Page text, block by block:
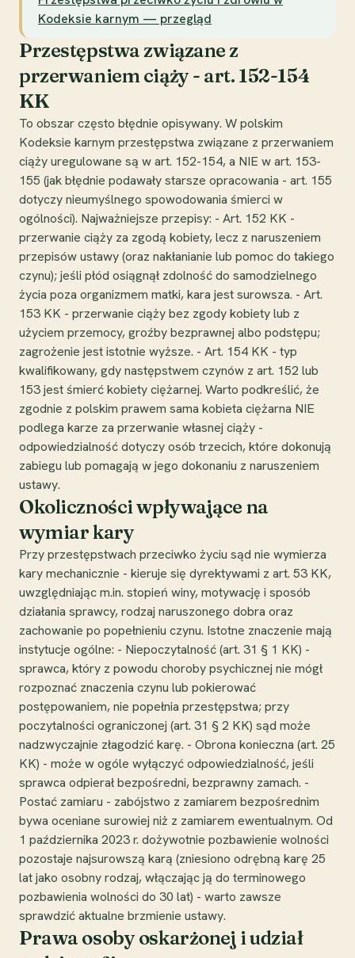
Kodeksie karnym — przegląd
Przestępstwa związane z
przerwaniem ciąży - art. 152-154
KK
To obszar często błędnie opisywany. W polskim
Kodeksie karnym przestępstwa związane z przerwaniem
ciąży uregulowane są w art. 152-154, a NIE w art. 153-
155 (jak błędnie podawały starsze opracowania - art. 155
dotyczy nieumyślnego spowodowania śmierci w
ogólności). Najważniejsze przepisy: - Art. 152 KK -
przerwanie ciąży za zgodą kobiety, lecz z naruszeniem
przepisów ustawy (oraz nakłanianie lub pomoc do takiego
czynu); jeśli płód osiągnął zdolność do samodzielnego
życia poza organizmem matki, kara jest surowsza. - Art.
153 KK - przerwanie ciąży bez zgody kobiety lub z
użyciem przemocy, groźby bezprawnej albo podstępu;
zagrożenie jest istotnie wyższe. - Art. 154 KK - typ
kwalifikowany, gdy następstwem czynów z art. 152 lub
153 jest śmierć kobiety ciężarnej. Warto podkreślić, że
zgodnie z polskim prawem sama kobieta ciężarna NIE
podlega karze za przerwanie własnej ciąży -
odpowiedzialność dotyczy osób trzecich, które dokonują
zabiegu lub pomagają w jego dokonaniu z naruszeniem
ustawy.
Okoliczności wpływające na
wymiar kary
Przy przestępstwach przeciwko życiu sąd nie wymierza
kary mechanicznie - kieruje się dyrektywami z art. 53 KK,
uwzględniając m.in. stopień winy, motywację i sposób
działania sprawcy, rodzaj naruszonego dobra oraz
zachowanie po popełnieniu czynu. Istotne znaczenie mają
instytucje ogólne: - Niepoczytalność (art. 31 § 1 KK) -
sprawca, który z powodu choroby psychicznej nie mógł
rozpoznać znaczenia czynu lub pokierować
postępowaniem, nie popełnia przestępstwa; przy
poczytalności ograniczonej (art. 31 § 2 KK) sąd może
nadzwyczajnie złagodzić karę. - Obrona konieczna (art. 25
KK) - może w ogóle wyłączyć odpowiedzialność, jeśli
sprawca odpierał bezpośredni, bezprawny zamach. -
Postać zamiaru - zabójstwo z zamiarem bezpośrednim
bywa oceniane surowiej niż z zamiarem ewentualnym. Od
1 października 2023 r. dożywotnie pozbawienie wolności
pozostaje najsurowszą karą (zniesiono odrębną karę 25
lat jako osobny rodzaj, włączając ją do terminowego
pozbawienia wolności do 30 lat) - warto zawsze
sprawdzić aktualne brzmienie ustawy.
Prawa osoby oskarżonej i udział